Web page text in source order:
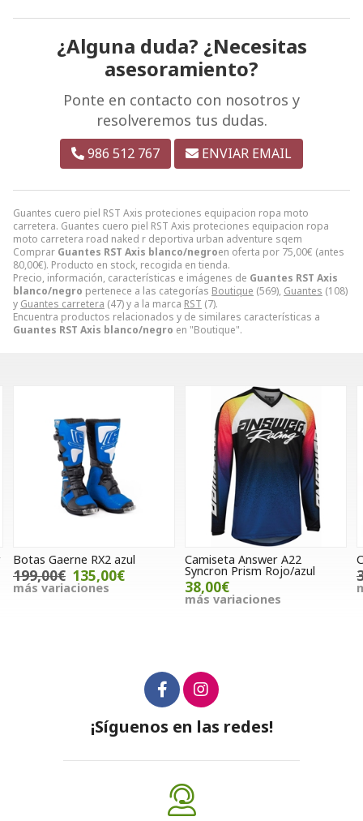
Guantes cuero piel RST Axis proteciones equipacion ropa moto
carretera. Guantes cuero piel RST Axis proteciones equipacion ropa
moto carretera road naked r deportiva urban adventure sqem
Comprar Guantes RST Axis blanco/negroen oferta por 75,00€ (antes
80,00€). Producto en stock, recogida en tienda.
Precio, información, características e imágenes de Guantes RST Axis
blanco/negro pertenece a las categorías Boutique (569), Guantes (108)
y Guantes carretera (47) y a la marca RST (7).
Encuentra productos relacionados y de similares características a
Guantes RST Axis blanco/negro en "Boutique".
¿Alguna duda? ¿Necesitas
asesoramiento?
Ponte en contacto con nosotros y
resolveremos tus dudas.
986 512 767 ENVIAR EMAIL
Camiseta Answer A22
Syncron Prism Rojo/azul
38,00€
Camiseta Jitsie B3
39,00€ 29,90€
más variaciones
¡Síguenos en las redes!